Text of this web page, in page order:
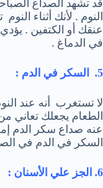
قد تشهد الصداع
النوم . لأنك أثناء
عنقك أو الكتفين .
في الدماغ .
5. السكر في الدم :
الطعام يجعلك تعاني
عنه صداع سكر الدم
السكر في الدم في
6. الجز علي الأسنان :